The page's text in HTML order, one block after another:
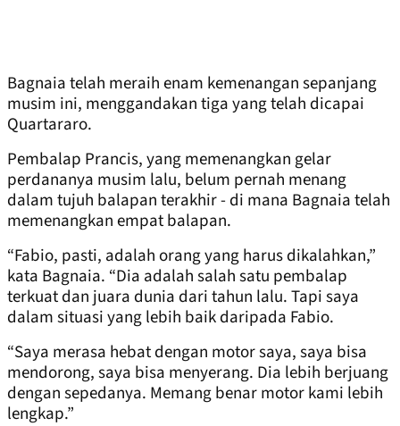
Bagnaia telah meraih enam kemenangan sepanjang
musim ini, menggandakan tiga yang telah dicapai
Quartararo.
Pembalap Prancis, yang memenangkan gelar
perdananya musim lalu, belum pernah menang
dalam tujuh balapan terakhir - di mana Bagnaia telah
memenangkan empat balapan.
“Fabio, pasti, adalah orang yang harus dikalahkan,”
kata Bagnaia. “Dia adalah salah satu pembalap
terkuat dan juara dunia dari tahun lalu. Tapi saya
dalam situasi yang lebih baik daripada Fabio.
“Saya merasa hebat dengan motor saya, saya bisa
mendorong, saya bisa menyerang. Dia lebih berjuang
dengan sepedanya. Memang benar motor kami lebih
lengkap.”